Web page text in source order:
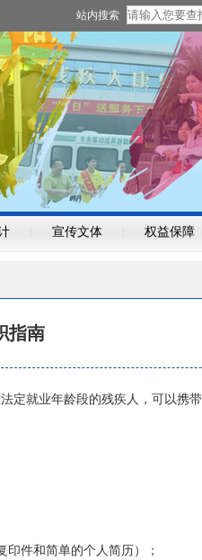
站内搜索
宣传文体 权益保障
指南
定就业年龄段的残疾人，可以携
件和简单的个人简历）；